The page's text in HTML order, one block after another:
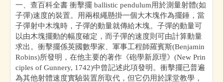
一、查百科全書 衝擊擺 ballistic pendulum用於測量射體(如
子彈)速度的裝置。用兩根繩懸掛一個大木塊作為擺錘，當
子彈射中木塊時，子彈的動量就傳給木塊。子彈的動量可
以由木塊擺動的幅度確定，而子彈的速度則可由計算動量
求出。衝擊擺係英國數學家、軍事工程師羅賓斯(Benjamin
Robins)所發明，在他主要的著作《砲學新原理》(New Prin
ciples of Gunnery, 1742)中曾記述此項發明。衝擊擺已普遍
為其他射體速度實驗裝置所取代，但它仍用於課堂教學，